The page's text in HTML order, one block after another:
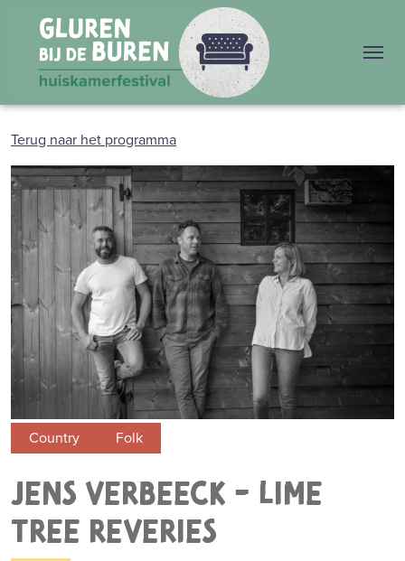
Terug naar het programma
Country Folk
JENS VERBEECK - LIME
TREE REVERIES